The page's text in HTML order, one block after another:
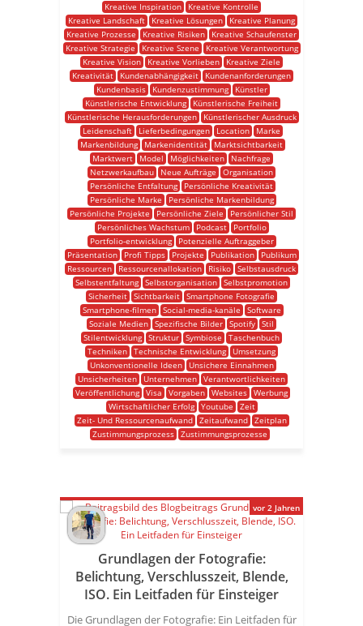
Kreative Inspiration
Kreative Kontrolle
Kreative Landschaft
Kreative Lösungen
Kreative Planung
Kreative Prozesse
Kreative Risiken
Kreative Schaufenster
Kreative Strategie
Kreative Szene
Kreative Verantwortung
Kreative Vision
Kreative Vorlieben
Kreative Ziele
Kreativität
Kundenabhängigkeit
Kundenanforderungen
Kundenbasis
Kundenzustimmung
Künstler
Künstlerische Entwicklung
Künstlerische Freiheit
Künstlerische Herausforderungen
Künstlerischer Ausdruck
Leidenschaft
Lieferbedingungen Location
Marke
Markenbildung
Markenidentität
Marktsichtbarkeit
Marktwert
Model Möglichkeiten
Nachfrage
Netzwerkaufbau
Neue Aufträge
Organisation
Persönliche Entfaltung
Persönliche Kreativität
Persönliche Marke
Persönliche Markenbildung
Persönliche Projekte
Persönliche Ziele
Persönlicher Stil
Persönliches Wachstum
Podcast
Portfolio
Portfolio-entwicklung
Potenzielle Auftraggeber
Präsentation
Profi Tipps Projekte Publikation
Publikum
Ressourcen
Ressourcenallokation Risiko Selbstausdruck
Selbstentfaltung Selbstorganisation Selbstpromotion
Sicherheit Sichtbarkeit Smartphone Fotografie
Smartphone-filmen
Social-media-kanäle
Software
Soziale Medien Spezifische Bilder Spotify Stil
Stilentwicklung Struktur Symbiose
Taschenbuch
Techniken Technische Entwicklung
Umsetzung
Unkonventionelle Ideen
Unsichere Einnahmen
Unsicherheiten
Unternehmen Verantwortlichkeiten
Veröffentlichung Visa Vorgaben Websites Werbung
Wirtschaftlicher Erfolg
Youtube
Zeit
Zeit- Und Ressourcenaufwand
Zeitaufwand
Zeitplan
Zustimmungsprozess
Zustimmungsprozesse
Grundlagen der Fotografie:
Belichtung, Verschlusszeit, Blende,
ISO. Ein Leitfaden für Einsteiger
Die Grundlagen der Fotografie: Ein Leitfaden für
vor 2 Jahren